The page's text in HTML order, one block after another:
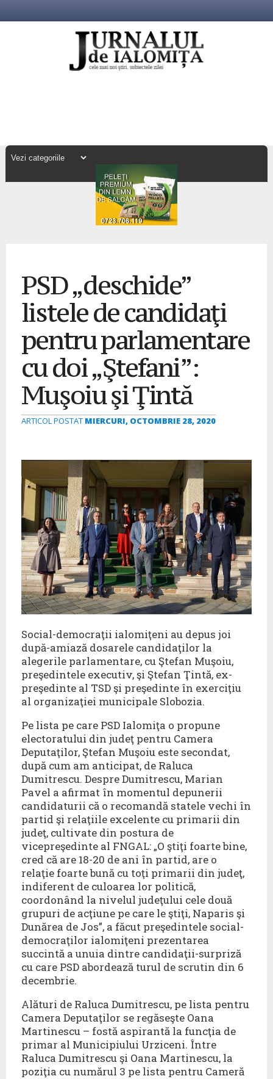
PSD „deschide”
listele de candidaţi
pentru parlamentare
cu doi „Ştefani”:
Muşoiu şi Ţintă
ARTICOL POSTAT MIERCURI, OCTOMBRIE 28, 2020
Social-democraţii ialomiţeni au depus joi
după-amiază dosarele candidaţilor la
alegerile parlamentare, cu Ştefan Muşoiu,
preşedintele executiv, şi Ştefan Ţintă, ex-
preşedinte al TSD şi preşedinte în exerciţiu
al organizaţiei municipale Slobozia.
Pe lista pe care PSD Ialomiţa o propune
electoratului din judeţ pentru Camera
Deputaţilor, Ştefan Muşoiu este secondat,
după cum am anticipat, de Raluca
Dumitrescu. Despre Dumitrescu, Marian
Pavel a afirmat în momentul depunerii
candidaturii că o recomandă statele vechi în
partid şi relaţiile excelente cu primarii din
judeţ, cultivate din postura de
vicepreşedinte al FNGAL: „O ştiţi foarte bine,
cred că are 18-20 de ani în partid, are o
relaţie foarte bună cu toţi primarii din judeţ,
indiferent de culoarea lor politică,
coordonând la nivelul judeţului cele două
grupuri de acţiune pe care le ştiţi, Naparis şi
Dunărea de Jos”, a făcut preşedintele social-
democraţilor ialomiţeni prezentarea
succintă a unuia dintre candidaţii-surpriză
cu care PSD abordează turul de scrutin din 6
decembrie.
Alături de Raluca Dumitrescu, pe lista pentru
Camera Deputaţilor se regăseşte Oana
Martinescu – fostă aspirantă la funcţia de
primar al Municipiului Urziceni. Între
Raluca Dumitrescu şi Oana Martinescu, la
poziţia cu numărul 3 pe lista pentru Cameră